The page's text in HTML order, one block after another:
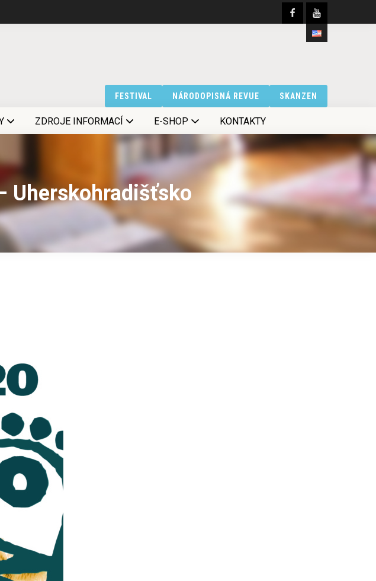
FESTIVAL NÁRODOPISNÁ REVUE SKANZEN
ZDROJE INFORMACÍ E-SHOP KONTAKTY
Uherskohradišťsko